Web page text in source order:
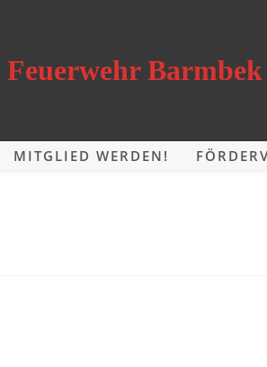
Barmbek
MITGLIED WERDEN!